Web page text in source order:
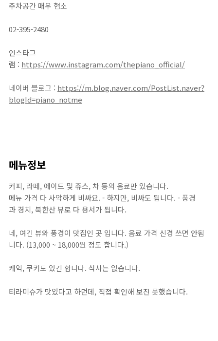
주차공간 매우 협소
02-395-2480
인스타그
램 : https://www.instagram.com/thepiano_official/
네이버 블로그 : https://m.blog.naver.com/PostList.naver?
blogId=piano_notme
메뉴정보
커피, 라떼, 에이드 및 쥬스, 차 등의 음료만 있습니다.
메뉴 가격 다 사악하게 비싸요. - 하지만, 비싸도 됩니다. - 풍경
과 경치, 북한산 뷰로 다 용서가 됩니다.
네, 여긴 뷰와 풍경이 맛집인 곳 입니다. 음료 가격 신경 쓰면 안됩
니다. (13,000 ~ 18,000원 정도 합니다.)
케익, 쿠키도 있긴 합니다. 식사는 없습니다.
티라미슈가 맛있다고 하던데, 직접 확인해 보진 못했습니다.